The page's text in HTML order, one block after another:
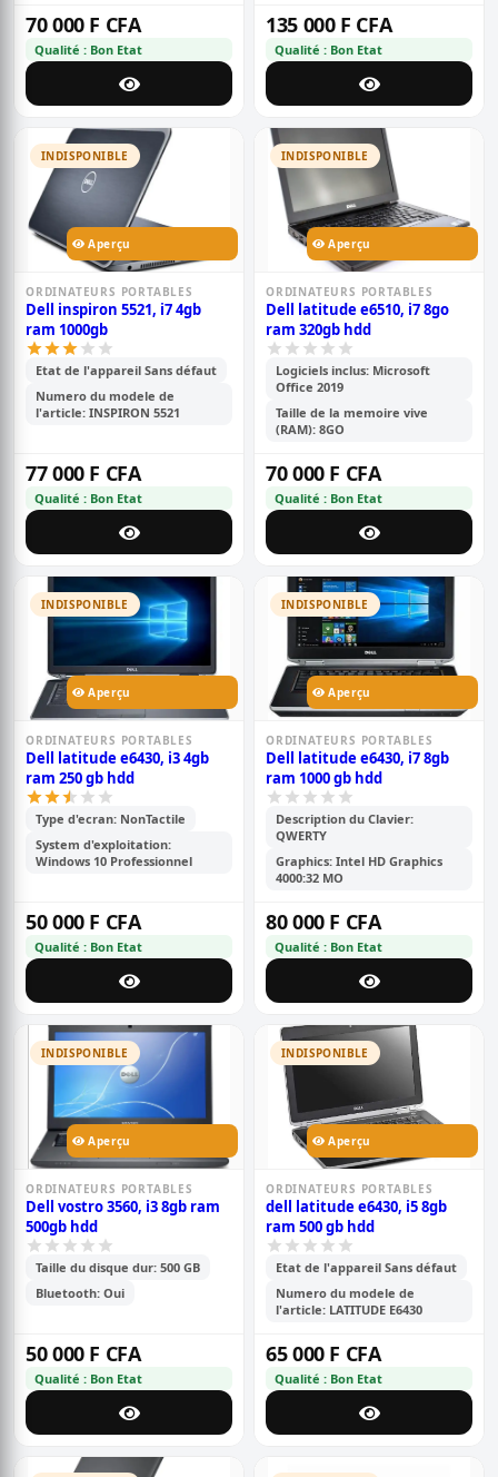
70 000 F CFA
Qualité : Bon Etat
135 000 F CFA
Qualité : Bon Etat
INDISPONIBLE
Aperçu
ORDINATEURS PORTABLES
Dell inspiron 5521, i7 4gb
ram 1000gb
Etat de l'appareil Sans défaut
Numero du modele de
l'article: INSPIRON 5521
77 000 F CFA
Qualité : Bon Etat
INDISPONIBLE
Aperçu
ORDINATEURS PORTABLES
Dell latitude e6510, i7 8go
ram 320gb hdd
Logiciels inclus: Microsoft
Office 2019
Taille de la memoire vive
(RAM): 8GO
70 000 F CFA
Qualité : Bon Etat
INDISPONIBLE
Aperçu
ORDINATEURS PORTABLES
Dell latitude e6430, i3 4gb
ram 250 gb hdd
Type d'ecran: NonTactile
System d'exploitation:
Windows 10 Professionnel
50 000 F CFA
Qualité : Bon Etat
INDISPONIBLE
Aperçu
ORDINATEURS PORTABLES
Dell latitude e6430, i7 8gb
ram 1000 gb hdd
Description du Clavier:
QWERTY
Graphics: Intel HD Graphics
4000:32 MO
80 000 F CFA
Qualité : Bon Etat
INDISPONIBLE
Aperçu
ORDINATEURS PORTABLES
Dell vostro 3560, i3 8gb ram
500gb hdd
Taille du disque dur: 500 GB
Bluetooth: Oui
50 000 F CFA
Qualité : Bon Etat
INDISPONIBLE
Aperçu
ORDINATEURS PORTABLES
dell latitude e6430, i5 8gb
ram 500 gb hdd
Etat de l'appareil Sans défaut
Numero du modele de
l'article: LATITUDE E6430
65 000 F CFA
Qualité : Bon Etat